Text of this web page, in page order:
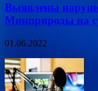
Выявлены
Минприроды на
01.06.2022